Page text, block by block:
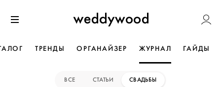
к содержанию
Weddywood
ТРЕНДЫ ОРГАНАЙЗЕР ЖУРНАЛ ГАЙДЫ
ВСЕ СТАТЬИ СВАДЬБЫ